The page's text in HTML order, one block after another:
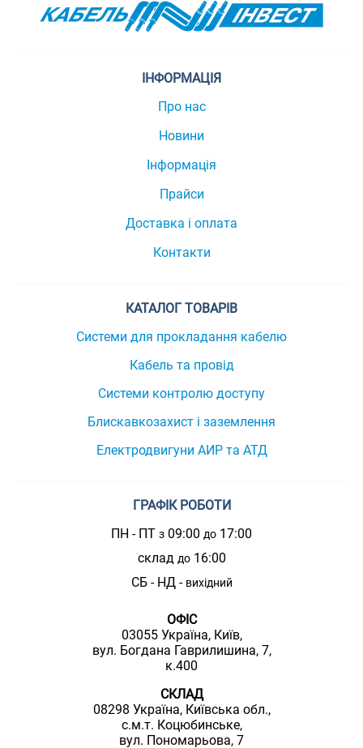
ІНФОРМАЦІЯ
Про нас
Новини
Інформація
Прайси
Доставка і оплата
Контакти
КАТАЛОГ ТОВАРІВ
Системи для прокладання кабелю
Кабель та провід
Системи контролю доступу
Блискавкозахист і заземлення
Електродвигуни АИР та АТД
ГРАФІК РОБОТИ
ПН - ПТ з 09:00 до 17:00
склад до16:00
СБ - НД - вихідний
ОФІС
03055 Україна, Київ,
вул. Богдана Гаврилишина, 7,
к.400
СКЛАД
08298 Україна, Київська обл.,
с.м.т. Коцюбинське,
вул. Пономарьова, 7